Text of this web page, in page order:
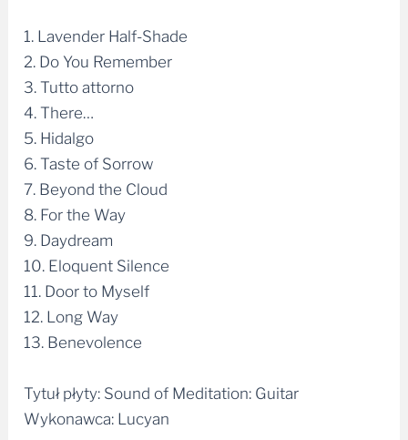
1. Lavender Half-Shade
2. Do You Remember
3. Tutto attorno
4. There…
5. Hidalgo
6. Taste of Sorrow
7. Beyond the Cloud
8. For the Way
9. Daydream
10. Eloquent Silence
11. Door to Myself
12. Long Way
13. Benevolence
Tytuł płyty: Sound of Meditation: Guitar
Wykonawca: Lucyan